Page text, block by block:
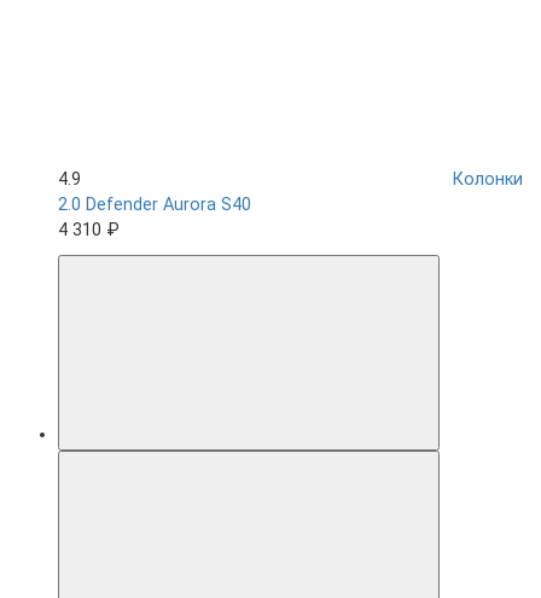
4.9
Колонки
2.0 Defender Aurora S40
4 310 ₽